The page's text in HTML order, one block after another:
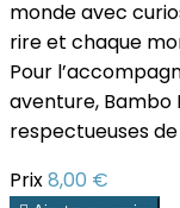
monde avec
rire et chaque
Pour
aventure, Bambo
respectueuses
Prix8,00 €